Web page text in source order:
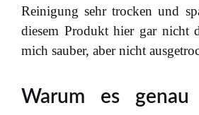
Reinigung sehr trocken und
diesem Produkt hier gar nicht
mich sauber, aber nicht
Warum es genau